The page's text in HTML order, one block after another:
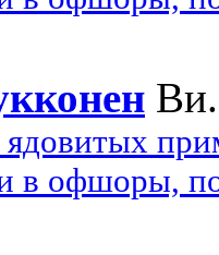
в офшоры,